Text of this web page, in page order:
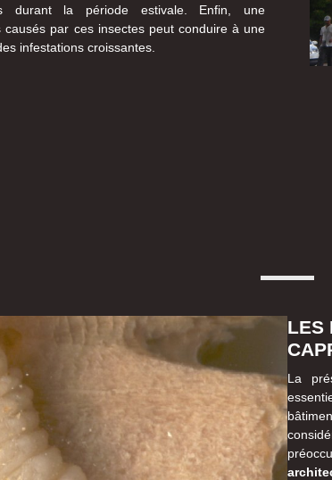
durant la période estivale. Enfin, une
par ces insectes peut conduire à une
infestations croissantes.
LES
La